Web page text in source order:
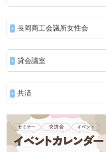
長岡商工会議所女性会
貸会議室
共済